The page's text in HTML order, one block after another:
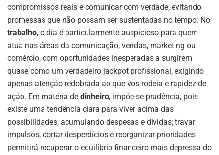
compromissos reais e comunicar com verdade, evitando
promessas que não possam ser sustentadas no tempo. No
trabalho, o dia é particularmente auspicioso para quem
atua nas áreas da comunicação, vendas, marketing ou
comércio, com oportunidades inesperadas a surgirem
quase como um verdadeiro jackpot profissional, exigindo
apenas atenção redobrada ao que vos rodeia e rapidez de
ação. Em matéria de dinheiro, impõe-se prudência, pois
existe uma tendência clara para viver acima das
possibilidades, acumulando despesas e dívidas; travar
impulsos, cortar desperdícios e reorganizar prioridades
permitirá recuperar o equilíbrio financeiro mais depressa do